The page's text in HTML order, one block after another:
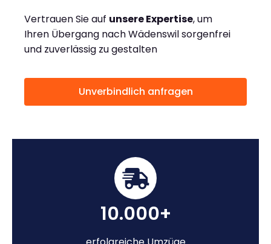
Vertrauen Sie auf unsere Expertise, um
Ihren Übergang nach Wädenswil sorgenfrei
und zuverlässig zu gestalten
Unverbindlich anfragen
10.000+